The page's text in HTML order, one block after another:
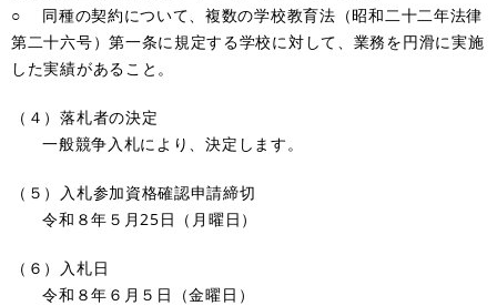
○ 同種の契約について、複数の学校教育法（昭和二十二年法律
第二十六号）第一条に規定する学校に対して、業務を円滑に実施
した実績があること。
（４）落札者の決定
一般競争入札により、決定します。
（５）入札参加資格確認申請締切
令和８年５月25日（月曜日）
（６）入札日
令和８年６月５日（金曜日）